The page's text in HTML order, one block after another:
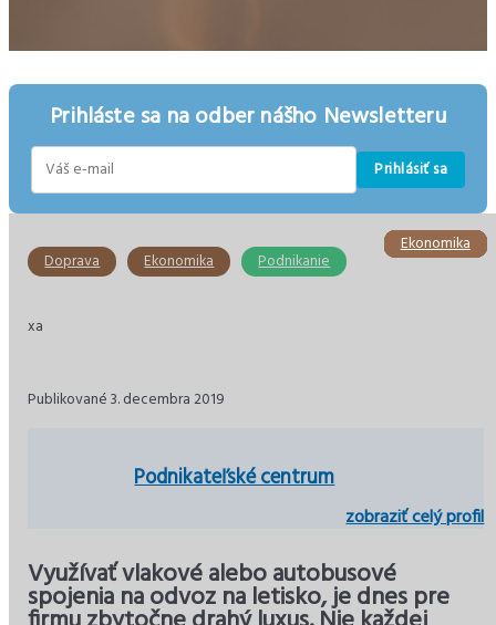
Prihláste sa na odber nášho Newsletteru
Prihlásiť sa
Doprava Ekonomika Podnikanie
xa
Publikované 3. decembra 2019
Podnikateľské centrum
zobraziť celý profil
Využívať vlakové alebo autobusové
spojenia na odvoz na letisko, je dnes pre
Ekonomika
Ekonomika
Ekonomika
Ekonomika
Doprava
Ekonomika